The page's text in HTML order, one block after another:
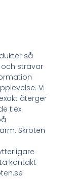
så
strävar
Vi
återger
t.ex.
Skroten
kontakt